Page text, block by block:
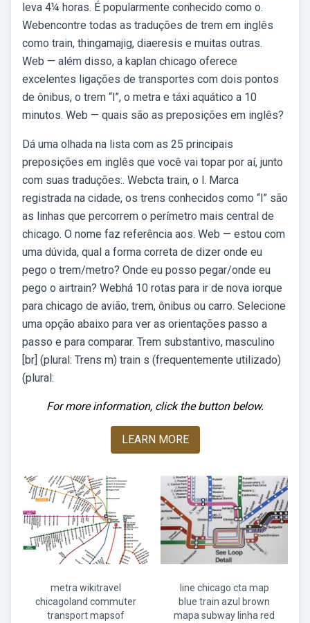
leva 4¼ horas. É popularmente conhecido como o.
Webencontre todas as traduções de trem em inglês
como train, thingamajig, diaeresis e muitas outras.
Web — além disso, a kaplan chicago oferece
excelentes ligações de transportes com dois pontos
de ônibus, o trem “l”, o metra e táxi aquático a 10
minutos. Web — quais são as preposições em inglês?
Dá uma olhada na lista com as 25 principais
preposições em inglês que você vai topar por aí, junto
com suas traduções:. Webcta train, o l. Marca
registrada na cidade, os trens conhecidos como “l” são
as linhas que percorrem o perímetro mais central de
chicago. O nome faz referência aos. Web — estou com
uma dúvida, qual a forma correta de dizer onde eu
pego o trem/metro? Onde eu posso pegar/onde eu
pego o airtrain? Webhá 10 rotas para ir de nova iorque
para chicago de avião, trem, ônibus ou carro. Selecione
uma opção abaixo para ver as orientações passo a
passo e para comparar. Trem substantivo, masculino
[br] (plural: Trens m) train s (frequentemente utilizado)
(plural:
For more information, click the button below.
LEARN MORE
metra wikitravel
chicagoland commuter
transport mapsof
line chicago cta map
blue train azul brown
mapa subway linha red